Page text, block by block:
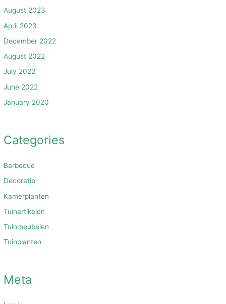
August 2023
April 2023
December 2022
August 2022
July 2022
June 2022
January 2020
Categories
Barbecue
Decoratie
Kamerplanten
Tuinartikelen
Tuinmeubelen
Tuinplanten
Meta